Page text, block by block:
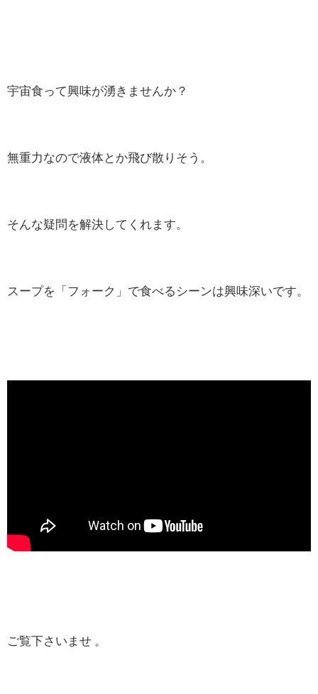
宇宙食って興味が湧きませんか？
無重力なので液体とか飛び散りそう。
そんな疑問を解決してくれます。
スープを「フォーク」で食べるシーンは興味深いです。
ご覧下さいませ 。